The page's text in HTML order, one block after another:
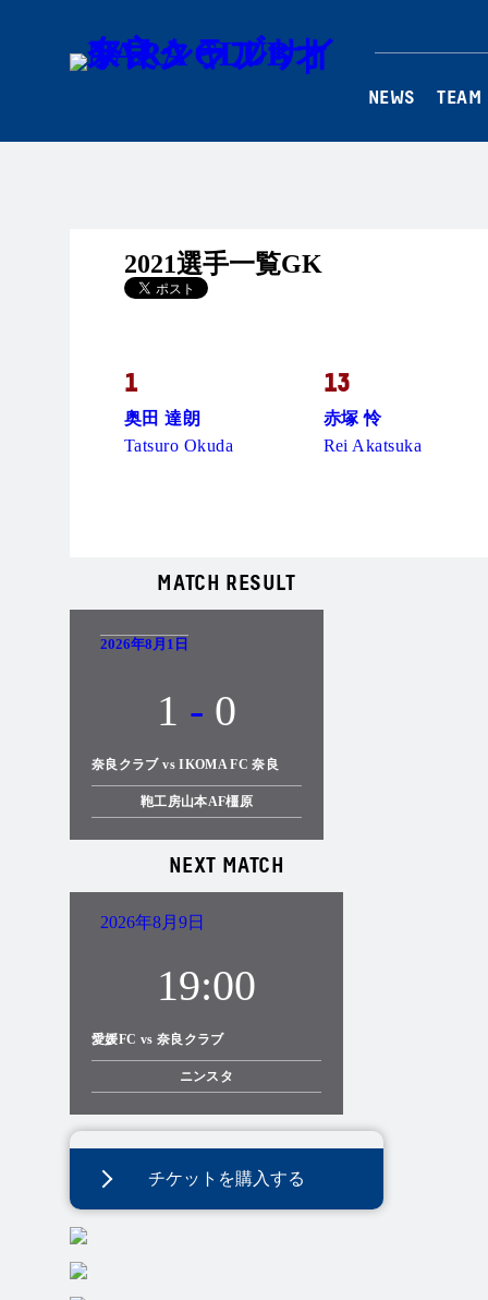
NEWS TEAM
2021選手一覧GK
1
奥田 達朗
Tatsuro Okuda
13
赤塚 怜
Rei Akatsuka
MATCH RESULT
2026年8月1日
1 - 0
鞄工房山本AF橿原
奈良クラブ vs IKOMA FC 奈良
NEXT MATCH
2026年8月9日
19:00
ニンスタ
愛媛FC vs 奈良クラブ
チケットを購入する